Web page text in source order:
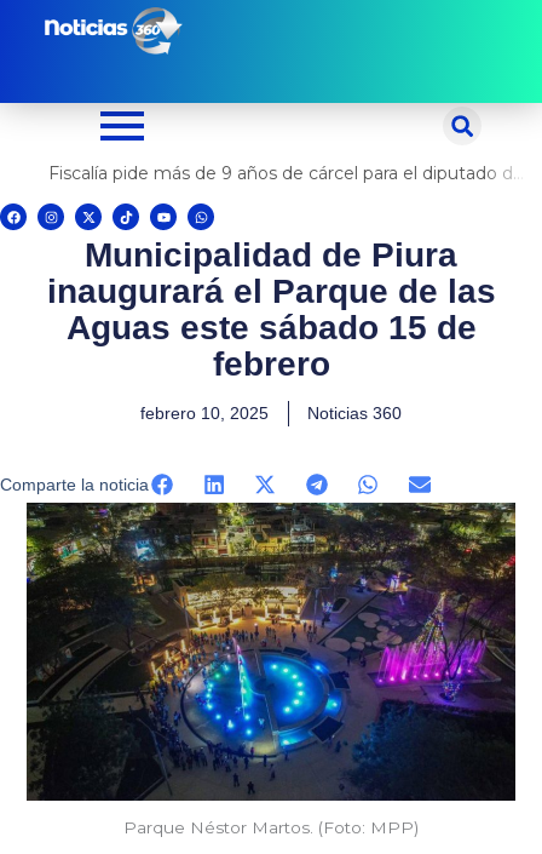
Fiscalía pide más de 9 años de cárcel para el diputado de oposición Harvey Colchado
F
a
c
I
n
s
g
r
a
X
-
t
w
t
e
T
i
k
t
o
Y
o
u
t
u
e
W
h
a
t
s
a
p
p
Municipalidad de Piura
inaugurará el Parque de las
Aguas este sábado 15 de
febrero
febrero 10, 2025 Noticias 360
Comparte la noticia
Parque Néstor Martos. (Foto: MPP)